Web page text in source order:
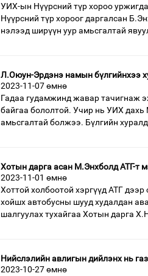
УИХ-ын Нүүрсний түр хороо
Нүүрсний түр хороог даргалсан
нэлээд ширүүн уур амьсгалтай
Л.Оюун-Эрдэнэ намын бүлгийнхээ
2023-11-07 өмнө
Гадаа гудамжинд жавар тачигнаж
байгаа бололтой. Учир нь УИХ
амьсгалтай болжээ. Бүлгийн
Хотын дарга асан М.Энхболд АТГ-т
2023-11-01 өмнө
Хоттой холбоотой хэргүүд АТГ
хойшх автобусны шууд худалдан
шалгуулах тухайгаа Хотын дарга
Нийслэлийн авлигын дийлэнх нь
2023-10-27 өмнө